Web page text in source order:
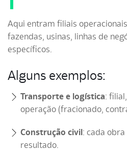
Aqui entram filiais
fazendas, usinas, linhas de
específicos.
Alguns exemplos:
Transporte e logística:
operação (fracionado,
Construção civil: cada obra
resultado.